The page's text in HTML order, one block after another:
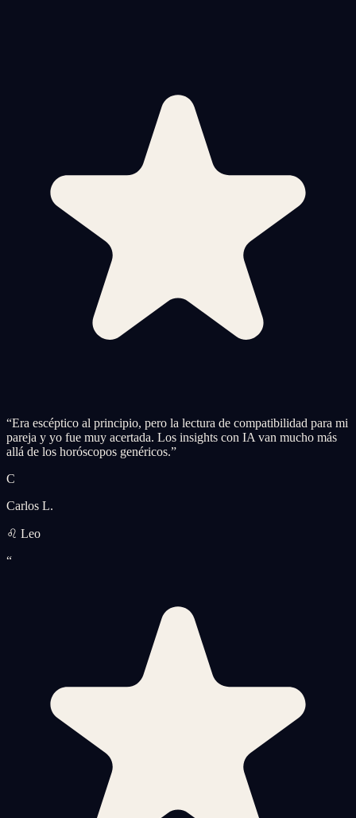
“Era escéptico al principio, pero la lectura de compatibilidad para mi
pareja y yo fue muy acertada. Los insights con IA van mucho más
allá de los horóscopos genéricos.”
C
Carlos L.
♌ Leo
“